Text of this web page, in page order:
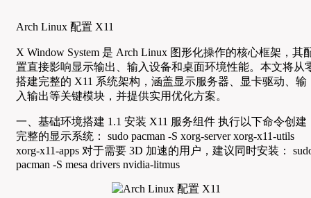
Arch Linux 配置 X11
X Window System 是 Arch Linux 图形化操作的核心框架，其
置直接影响显示输出、输入设备和桌面环境性能。本文将从
搭建完整的 X11 系统架构，涵盖显示服务器、显卡驱动、输
入输出等关键模块，并提供实用优化方案。
一、基础环境搭建 1.1 安装 X11 服务组件 执行以下命令创建
完整的显示系统： sudo pacman -S xorg-server xorg-x11-utils
xorg-x11-apps 对于需要 3D 加速的用户，建议同时安装：
pacman -S mesa drivers nvidia-litmus